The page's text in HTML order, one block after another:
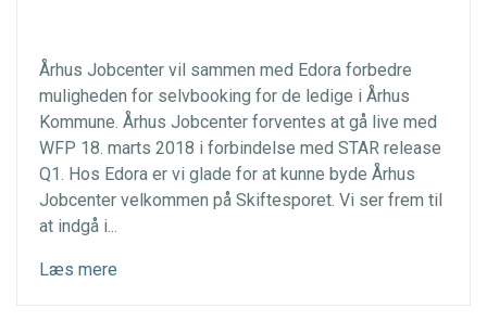
Århus Jobcenter vil sammen med Edora forbedre
muligheden for selvbooking for de ledige i Århus
Kommune. Århus Jobcenter forventes at gå live med
WFP 18. marts 2018 i forbindelse med STAR release
Q1. Hos Edora er vi glade for at kunne byde Århus
Jobcenter velkommen på Skiftesporet. Vi ser frem til
at indgå i...
Læs mere